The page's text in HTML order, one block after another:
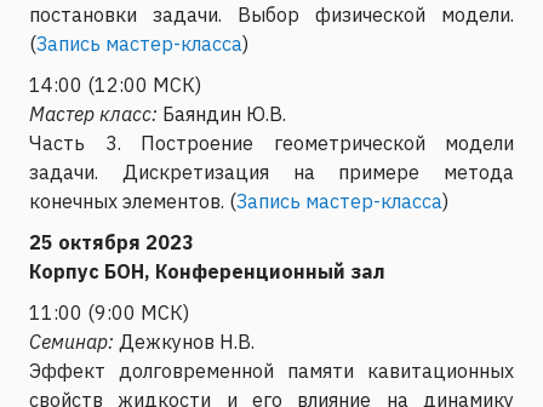
постановки задачи. Выбор физической модели.
(Запись мастер-класса)
14:00 (12:00 МСК)
Мастер класс: Баяндин Ю.В.
Часть 3. Построение геометрической модели
задачи. Дискретизация на примере метода
конечных элементов. (Запись мастер-класса)
25 октября 2023
Корпус БОН, Конференционный зал
11:00 (9:00 МСК)
Семинар: Дежкунов Н.В.
Эффект долговременной памяти кавитационных
свойств жидкости и его влияние на динамику